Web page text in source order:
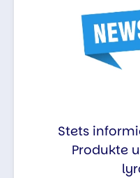
Stets
Produkte